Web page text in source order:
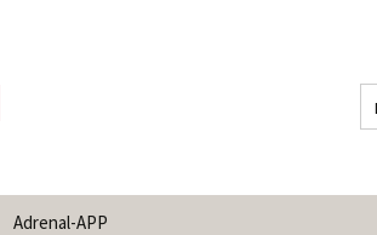
Adrenal-APP